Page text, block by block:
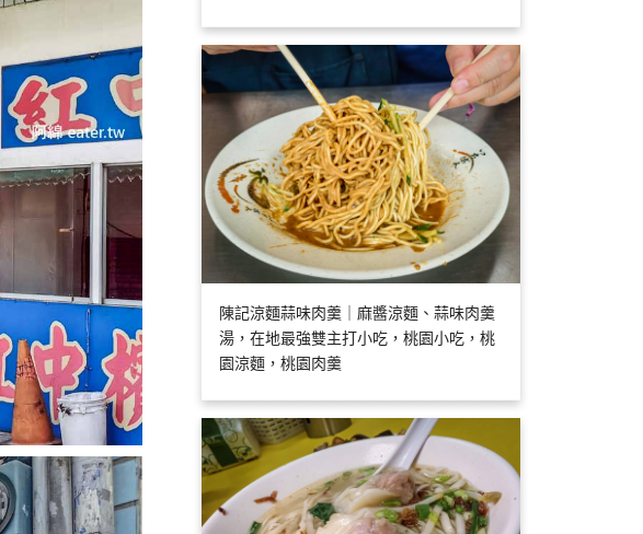
陳記涼麵蒜味肉羹｜麻醬涼麵、蒜味肉羹
湯，在地最強雙主打小吃，桃園小吃，桃
園涼麵，桃園肉羹